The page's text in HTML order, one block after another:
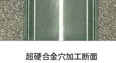
超硬合金穴加工断面